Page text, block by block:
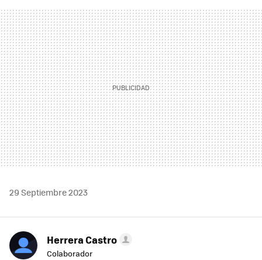
MAIL
29 Septiembre 2023
Herrera Castro
Colaborador